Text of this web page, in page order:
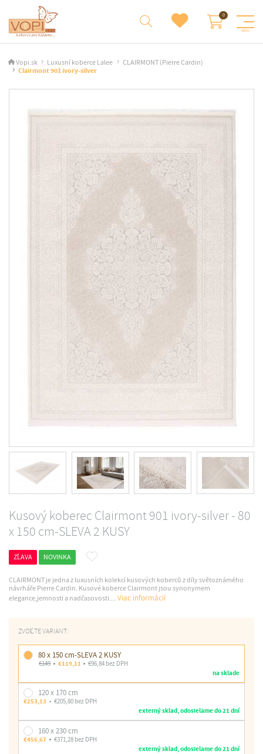
Vopi.sk Luxusní koberce Lalee
CLAIRMONT (Pierre Cardin)
Clairmont 901 ivory-silver
Kusový koberec Clairmont 901 ivory-silver - 80
x 150 cm-SLEVA 2 KUSY
ZĽAVA NOVINKA
CLAIRMONT je jedna z luxusních kolekcí kusových koberců z díly světoznámého
návrháře Pierre Cardin. Kusové koberce Clairmont jsou synonymem
elegance,jemnosti a nadčasovosti....Viac informácií
ZVOĽTE VARIANT:
80 x 150 cm-SLEVA 2 KUSY
€149 €119,11
€96,84 bez DPH
na sklade
120 x 170 cm
€253,13
€205,80 bez DPH
externý sklad, odosielame do 21 dní
160 x 230 cm
€456,67
€371,28 bez DPH
externý sklad, odosielame do 21 dní